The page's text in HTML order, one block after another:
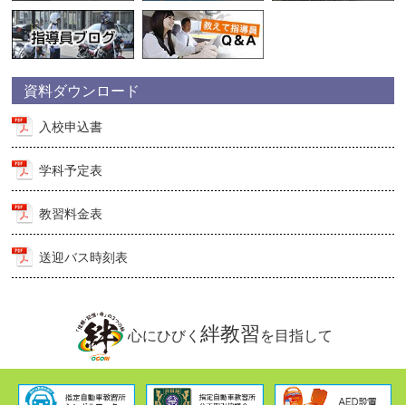
資料ダウンロード
入校申込書
学科予定表
教習料金表
送迎バス時刻表
心にひびく 絆教習 を目指して